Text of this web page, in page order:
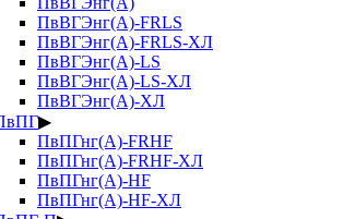
ПвВГЭнг(А)-FRLS
ПвВГЭнг(А)-FRLS-ХЛ
ПвВГЭнг(А)-LS
ПвВГЭнг(А)-LS-ХЛ
ПвВГЭнг(А)-ХЛ
▶
ПвПГнг(А)-FRHF
ПвПГнг(А)-FRHF-ХЛ
ПвПГнг(А)-HF
ПвПГнг(А)-HF-ХЛ